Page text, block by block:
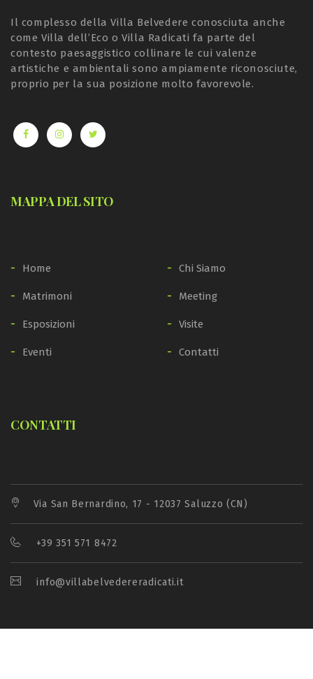
Il complesso della Villa Belvedere conosciuta anche
come Villa dell’Eco o Villa Radicati fa parte del
contesto paesaggistico collinare le cui valenze
artistiche e ambientali sono ampiamente riconosciute,
proprio per la sua posizione molto favorevole.
MAPPA DEL SITO
Home Chi Siamo
Matrimoni Meeting
Esposizioni Visite
Eventi Contatti
CONTATTI
Via San Bernardino, 17 - 12037 Saluzzo (CN)
+39 351 571 8472
info@villabelvedereradicati.it